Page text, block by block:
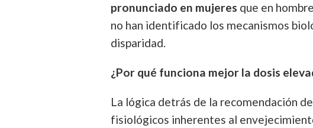
pronunciado en mujeres que en
no han identificado los mecanismos
disparidad.
¿Por qué funciona mejor la dosis
La lógica detrás de la recomendación
fisiológicos inherentes al